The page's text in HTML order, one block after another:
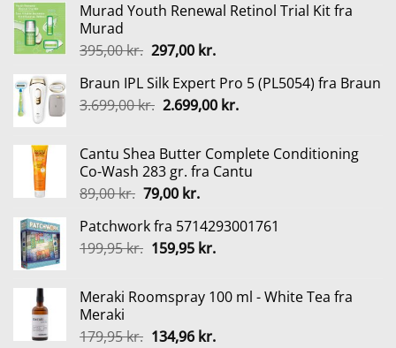
Murad Youth Renewal Retinol Trial Kit fra
Murad
395,00kr. Den
pris
var:
297,00 kr.Den
pris
er:
Braun IPL Silk Expert Pro 5 (PL5054) fra Braun
3.699,00kr. Den
var:
3.699,00 kr..
2.699,00 kr.Den
er:
2.699,00 kr..
Cantu Shea Butter Complete Conditioning
Co-Wash 283 gr. fra Cantu
89,00kr. Den
pris
var:
79,00 kr.Den
pris
er:
Patchwork fra 5714293001761
199,95kr. Den
var:
159,95 kr.Den
er:
Meraki Roomspray 100 ml - White Tea fra
Meraki
179,95kr. Den
134,96 kr.Den